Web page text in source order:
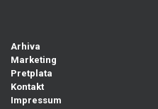
Arhiva
Marketing
Pretplata
Kontakt
Impressum